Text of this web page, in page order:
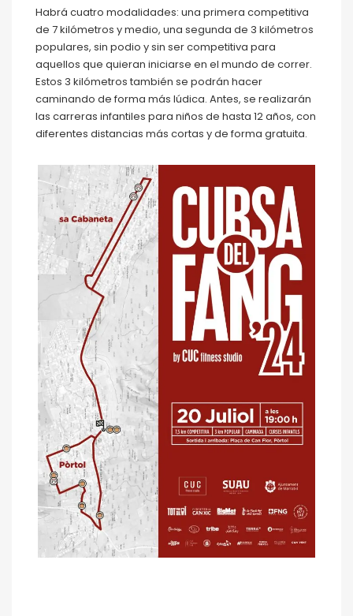
Habrá cuatro modalidades: una primera competitiva
de 7 kilómetros y medio, una segunda de 3 kilómetros
populares, sin podio y sin ser competitiva para
aquellos que quieran iniciarse en el mundo de correr.
Estos 3 kilómetros también se podrán hacer
caminando de forma más lúdica. Antes, se realizarán
las carreras infantiles para niños de hasta 12 años, con
diferentes distancias más cortas y de forma gratuita.